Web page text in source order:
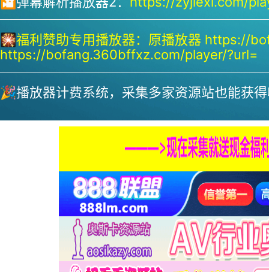
🎇福利赞助专用播放器： 原播放器 https://
https://bofang.360bffxz.com/player/?url=
🎉播放器计费系统，采集多家资源站也能获